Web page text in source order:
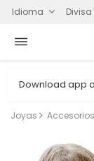
Idioma Divisa
Download app
Joyas